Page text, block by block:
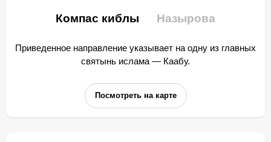
Компас киблы Назырова
Приведенное направление указывает на одну из главных
святынь ислама — Каабу.
Посмотреть на карте